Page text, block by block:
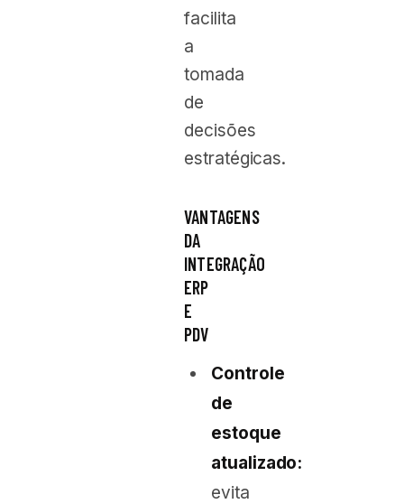
facilita
a
tomada
de
decisões
estratégicas.
VANTAGENS
DA
INTEGRAÇÃO
ERP
E
PDV
Controle
de
estoque
atualizado:
evita